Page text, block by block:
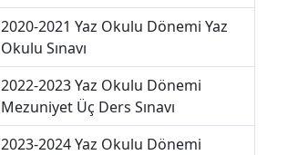
2020-2021 Yaz Okulu Dönemi Yaz
Okulu Sınavı
2022-2023 Yaz Okulu Dönemi
Mezuniyet Üç Ders Sınavı
2023-2024 Yaz Okulu Dönemi